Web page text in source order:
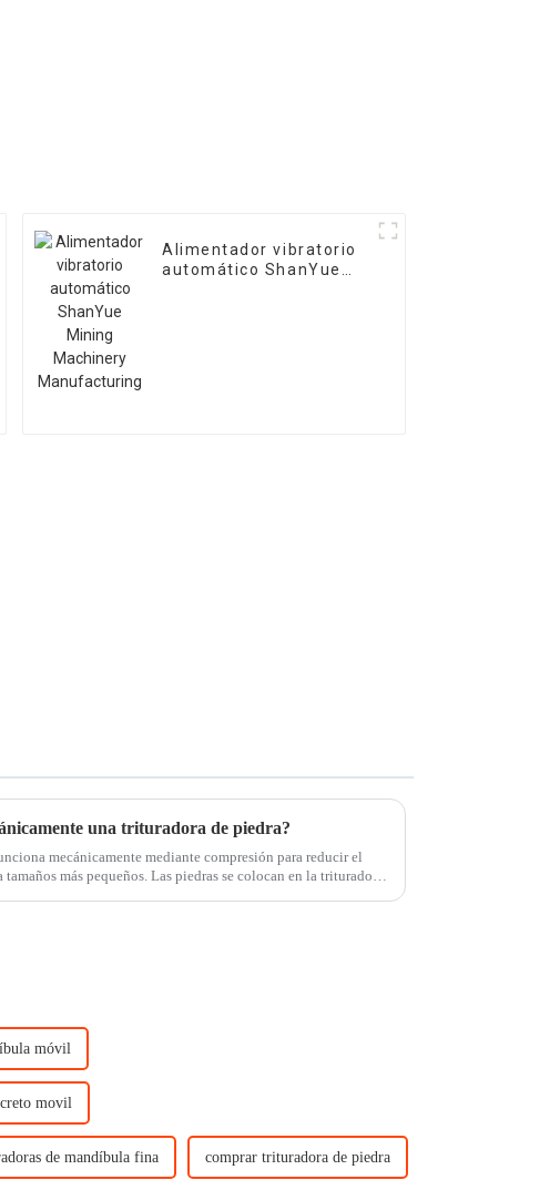
Alimentador vibratorio
automático ShanYue
una trituradora de piedra?
mecánicamente mediante compresión para reducir el
Las piedras se colocan en la trituradora
móvil
movil
de mandíbula fina comprar trituradora de piedra